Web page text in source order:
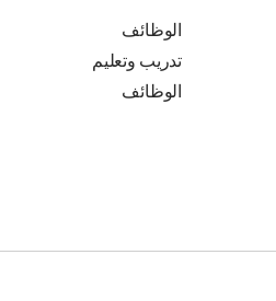
الوظائف
تدريب وتعليم
الوظائف